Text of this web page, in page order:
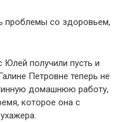
проблемы со здоровьем,
Юлей получили пусть и
Петровне теперь не
домашнюю работу,
которое она с